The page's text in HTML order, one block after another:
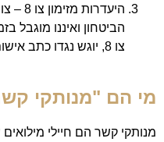
הביטחון ואיננו מוגבל
צו 8, יוגש נגדו כתב אישום בבית דין צבאי.
מי הם "מנותקי
מנותקי קשר הם חיילי